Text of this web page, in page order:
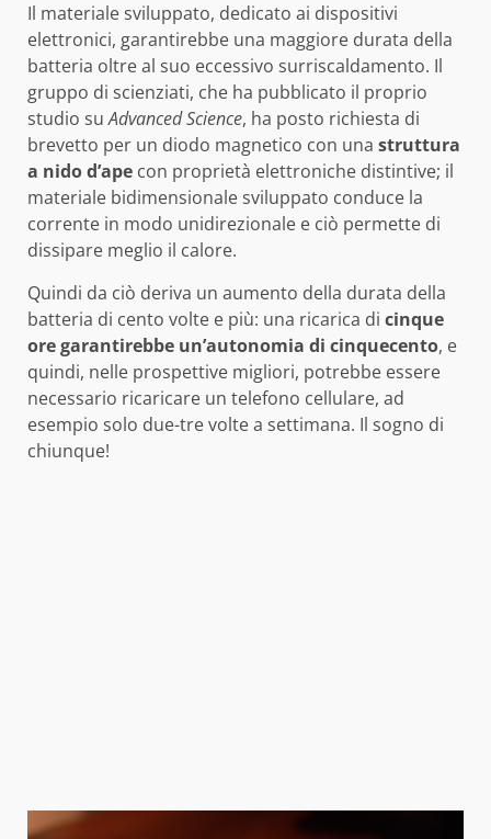
Il materiale sviluppato, dedicato ai dispositivi
elettronici, garantirebbe una maggiore durata della
batteria oltre al suo eccessivo surriscaldamento. Il
gruppo di scienziati, che ha pubblicato il proprio
studio suAdvanced Science, ha posto richiesta di
brevetto per un diodo magnetico con una struttura
a nido d’ape con proprietà elettroniche distintive; il
materiale bidimensionale sviluppato conduce la
corrente in modo unidirezionale e ciò permette di
dissipare meglio il calore.
Quindi da ciò deriva un aumento della durata della
batteria di cento volte e più: una ricarica di cinque
ore garantirebbe un’autonomia di cinquecento, e
quindi, nelle prospettive migliori, potrebbe essere
necessario ricaricare un telefono cellulare, ad
esempio solo due-tre volte a settimana. Il sogno di
chiunque!